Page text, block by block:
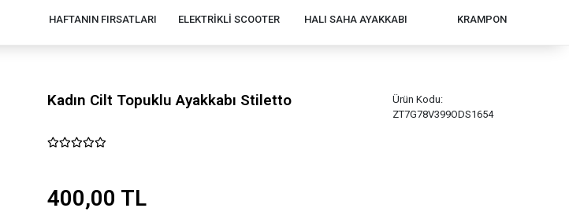
HAFTANIN FIRSATLARI ELEKTRİKLİ SCOOTER HALI SAHA AYAKKABI KRAMPON
Kadın Cilt Topuklu Ayakkabı Stiletto
Ürün Kodu:
ZT7G78V399ODS1654
400,00 TL